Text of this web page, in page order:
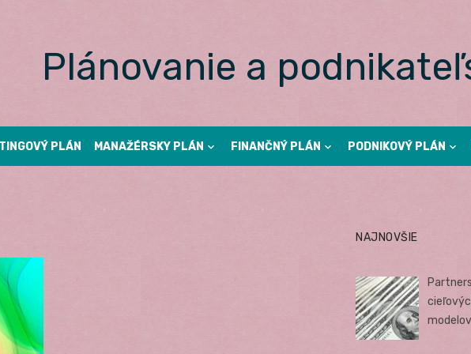
Plánovanie a
PLÁN MANAŽÉRSKY PLÁN FINANČNÝ PLÁN PODNIKOVÝ PLÁN
NAJNOVŠIE